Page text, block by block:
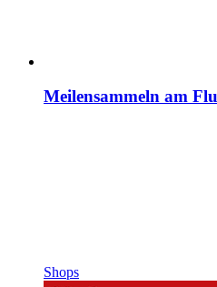
Meilensammeln am
Shops